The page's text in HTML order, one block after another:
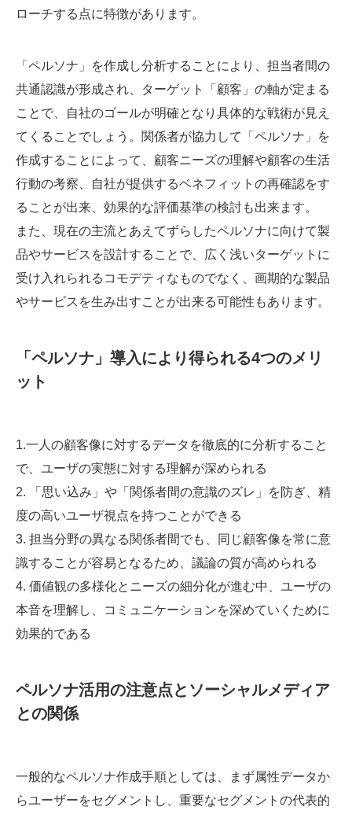
ローチする点に特徴があります。
「ペルソナ」を作成し分析することにより、担当者間の
共通認識が形成され、ターゲット「顧客」の軸が定まる
ことで、自社のゴールが明確となり具体的な戦術が見え
てくることでしょう。関係者が協力して「ペルソナ」を
作成することによって、顧客ニーズの理解や顧客の生活
行動の考察、自社が提供するベネフィットの再確認をす
ることが出来、効果的な評価基準の検討も出来ます。
また、現在の主流とあえてずらしたペルソナに向けて製
品やサービスを設計することで、広く浅いターゲットに
受け入れられるコモデティなものでなく、画期的な製品
やサービスを生み出すことが出来る可能性もあります。
「ペルソナ」導入により得られる4つのメリ
ット
1.一人の顧客像に対するデータを徹底的に分析すること
で、ユーザの実態に対する理解が深められる
2. 「思い込み」や「関係者間の意識のズレ」を防ぎ、精
度の高いユーザ視点を持つことができる
3. 担当分野の異なる関係者間でも、同じ顧客像を常に意
識することが容易となるため、議論の質が高められる
4. 価値観の多様化とニーズの細分化が進む中、ユーザの
本音を理解し、コミュニケーションを深めていくために
効果的である
ペルソナ活用の注意点とソーシャルメディア
との関係
一般的なペルソナ作成手順としては、まず属性データか
らユーザーをセグメントし、重要なセグメントの代表的